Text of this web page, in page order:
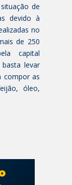
de
devido à
no
de 250
capital
levar
compor as
óleo,